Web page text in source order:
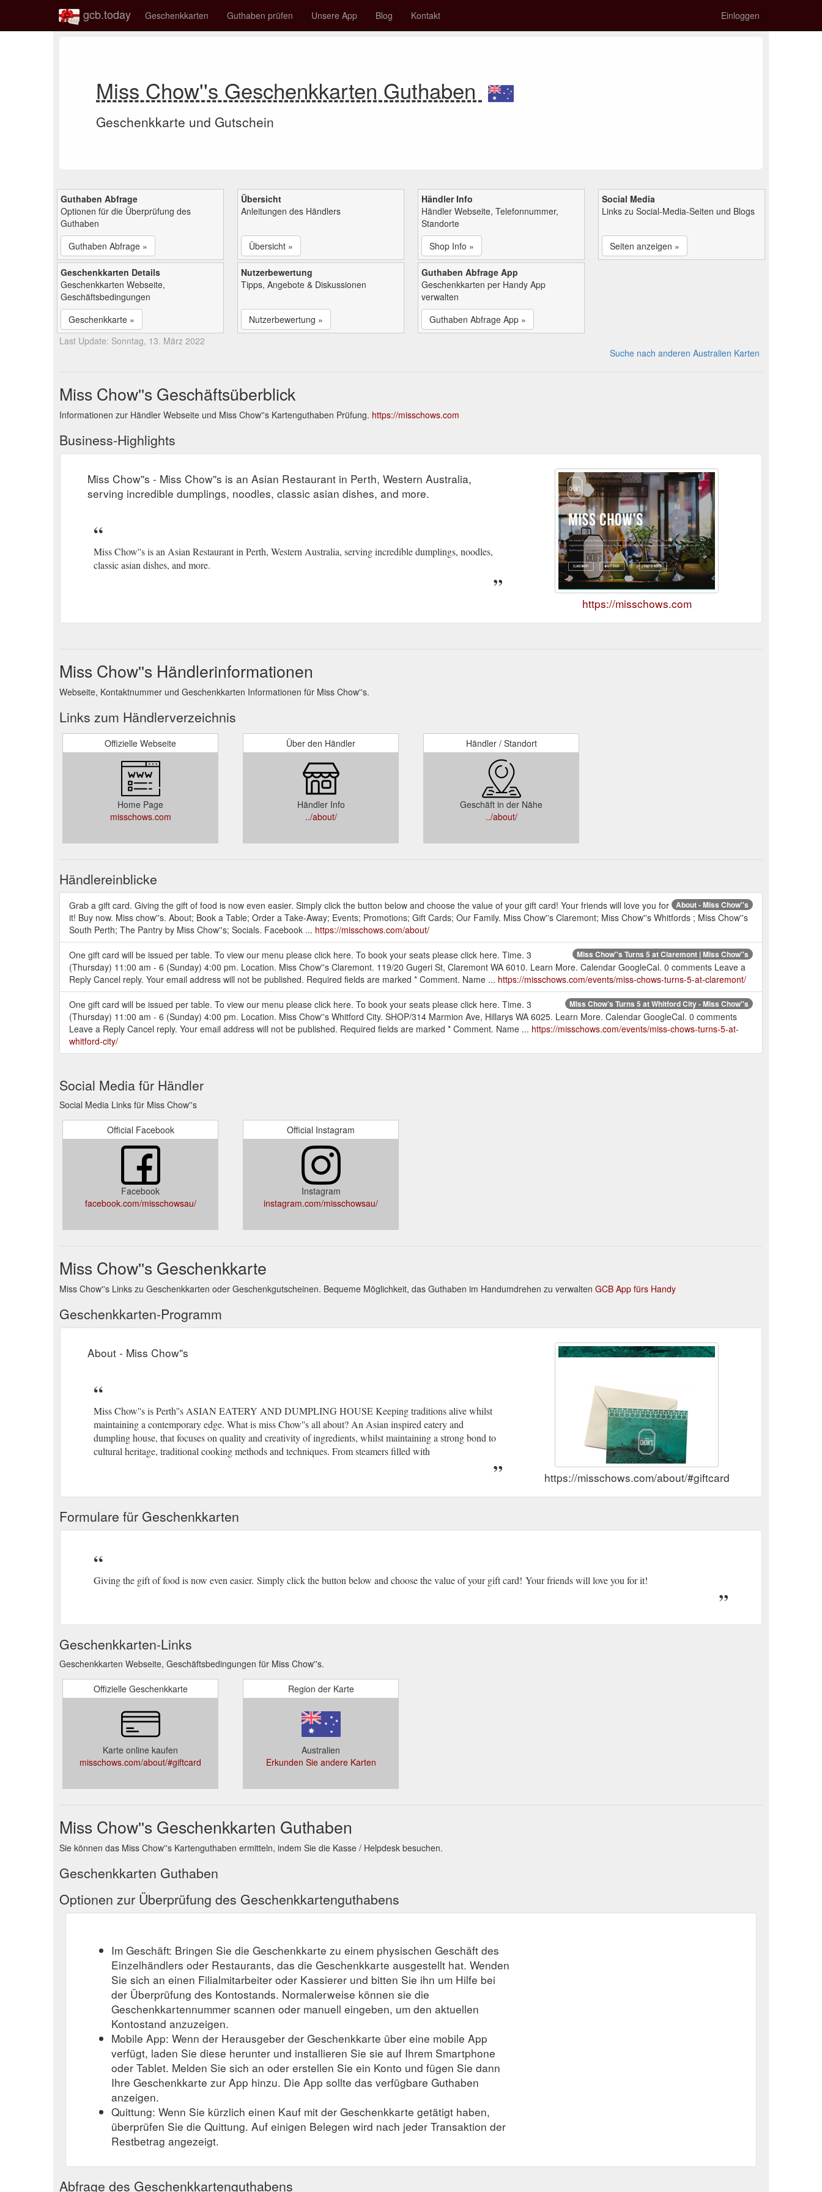
gcb.today Geschenkkarten Guthaben prüfen Unsere App Blog Kontakt Einloggen
Miss Chow''s Geschenkkarten Guthaben
Geschenkkarte und Gutschein
Guthaben Abfrage
Optionen für die Überprüfung des
Guthaben
Guthaben Abfrage »
Übersicht
Anleitungen des Händlers
Übersicht »
Händler Info
Händler Webseite, Telefonnummer,
Standorte
Shop Info »
Social Media
Links zu Social-Media-Seiten und Blogs
Seiten anzeigen »
Geschenkkarten Details
Geschenkkarten Webseite,
Geschäftsbedingungen
Geschenkkarte »
Nutzerbewertung
Tipps, Angebote & Diskussionen
Nutzerbewertung »
Guthaben Abfrage App
Geschenkkarten per Handy App
verwalten
Guthaben Abfrage App »
Last Update: Sonntag, 13. März 2022
Suche nach anderen Australien Karten
Miss Chow''s Geschäftsüberblick
Informationen zur Händler Webseite und Miss Chow''s Kartenguthaben Prüfung. https://misschows.com
Business-Highlights
Miss Chow''s - Miss Chow''s is an Asian Restaurant in Perth, Western Australia,
serving incredible dumplings, noodles, classic asian dishes, and more.
Miss Chow''s is an Asian Restaurant in Perth, Western Australia, serving incredible dumplings, noodles,
classic asian dishes, and more.
https://misschows.com
Miss Chow''s Händlerinformationen
Webseite, Kontaktnummer und Geschenkkarten Informationen für Miss Chow''s.
Links zum Händlerverzeichnis
Offizielle Webseite
Home Page
misschows.com
Über den Händler
Händler Info
../about/
Händler / Standort
Geschäft in der Nähe
../about/
Händlereinblicke
About - Miss Chow''s
Grab a gift card. Giving the gift of food is now even easier. Simply click the button below and choose the value of your gift card! Your friends will love you for
it! Buy now. Miss chow''s. About; Book a Table; Order a Take-Away; Events; Promotions; Gift Cards; Our Family. Miss Chow''s Claremont; Miss Chow''s Whitfords ; Miss Chow''s
South Perth; The Pantry by Miss Chow''s; Socials. Facebook ... https://misschows.com/about/
Miss Chow''s Turns 5 at Claremont | Miss Chow''s
One gift card will be issued per table. To view our menu please click here. To book your seats please click here. Time. 3
(Thursday) 11:00 am - 6 (Sunday) 4:00 pm. Location. Miss Chow''s Claremont. 119/20 Gugeri St, Claremont WA 6010. Learn More. Calendar GoogleCal. 0 comments Leave a
Reply Cancel reply. Your email address will not be published. Required fields are marked * Comment. Name ... https://misschows.com/events/miss-chows-turns-5-at-claremont/
Miss Chow’s Turns 5 at Whitford City - Miss Chow''s
One gift card will be issued per table. To view our menu please click here. To book your seats please click here. Time. 3
(Thursday) 11:00 am - 6 (Sunday) 4:00 pm. Location. Miss Chow''s Whitford City. SHOP/314 Marmion Ave, Hillarys WA 6025. Learn More. Calendar GoogleCal. 0 comments
Leave a Reply Cancel reply. Your email address will not be published. Required fields are marked * Comment. Name ... https://misschows.com/events/miss-chows-turns-5-at-
whitford-city/
Social Media für Händler
Social Media Links für Miss Chow''s
Official Facebook
Facebook
facebook.com/misschowsau/
Official Instagram
Instagram
instagram.com/misschowsau/
Miss Chow''s Geschenkkarte
Miss Chow''s Links zu Geschenkkarten oder Geschenkgutscheinen. Bequeme Möglichkeit, das Guthaben im Handumdrehen zu verwalten GCB App fürs Handy
Geschenkkarten-Programm
About - Miss Chow''s
Miss Chow''s is Perth''s ASIAN EATERY AND DUMPLING HOUSE Keeping traditions alive whilst
maintaining a contemporary edge. What is miss Chow''s all about? An Asian inspired eatery and
dumpling house, that focuses on quality and creativity of ingredients, whilst maintaining a strong bond to
cultural heritage, traditional cooking methods and techniques. From steamers filled with
https://misschows.com/about/#giftcard
Formulare für Geschenkkarten
Giving the gift of food is now even easier. Simply click the button below and choose the value of your gift card! Your friends will love you for it!
Geschenkkarten-Links
Geschenkkarten Webseite, Geschäftsbedingungen für Miss Chow''s.
Offizielle Geschenkkarte
Karte online kaufen
misschows.com/about/#giftcard
Region der Karte
Australien
Erkunden Sie andere Karten
Miss Chow''s Geschenkkarten Guthaben
Sie können das Miss Chow''s Kartenguthaben ermitteln, indem Sie die Kasse / Helpdesk besuchen.
Geschenkkarten Guthaben
Optionen zur Überprüfung des Geschenkkartenguthabens
Im Geschäft: Bringen Sie die Geschenkkarte zu einem physischen Geschäft des
Einzelhändlers oder Restaurants, das die Geschenkkarte ausgestellt hat. Wenden
Sie sich an einen Filialmitarbeiter oder Kassierer und bitten Sie ihn um Hilfe bei
der Überprüfung des Kontostands. Normalerweise können sie die
Geschenkkartennummer scannen oder manuell eingeben, um den aktuellen
Kontostand anzuzeigen.
Mobile App: Wenn der Herausgeber der Geschenkkarte über eine mobile App
verfügt, laden Sie diese herunter und installieren Sie sie auf Ihrem Smartphone
oder Tablet. Melden Sie sich an oder erstellen Sie ein Konto und fügen Sie dann
Ihre Geschenkkarte zur App hinzu. Die App sollte das verfügbare Guthaben
anzeigen.
Quittung: Wenn Sie kürzlich einen Kauf mit der Geschenkkarte getätigt haben,
überprüfen Sie die Quittung. Auf einigen Belegen wird nach jeder Transaktion der
Restbetrag angezeigt.
Abfrage des Geschenkkartenguthabens